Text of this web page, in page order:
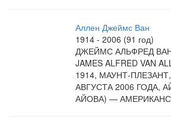
Аллен Джеймс Ван
1914 - 2006 (91 год)
ДЖЕЙМС АЛЬФРЕД
JAMES ALFRED VAN
1914, МАУНТ-
АВГУСТА 2006 ГОДА,
АЙОВА) —